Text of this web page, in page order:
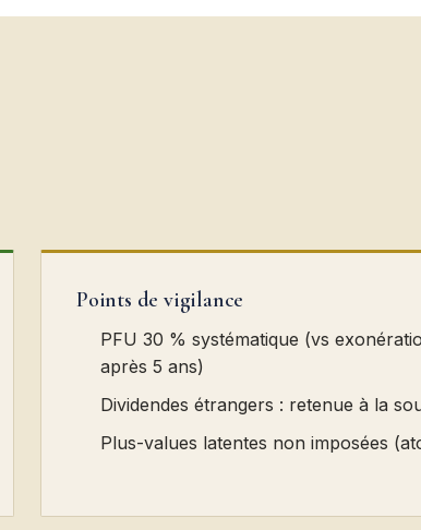
Points de vigilance
PFU 30 % systématique (vs
après 5 ans)
Dividendes étrangers : retenue à la
Plus-values latentes non imposées